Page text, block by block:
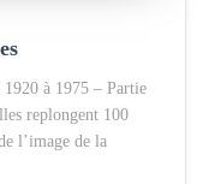
1920 à 1975 – Partie
replongent 100
l’image de la